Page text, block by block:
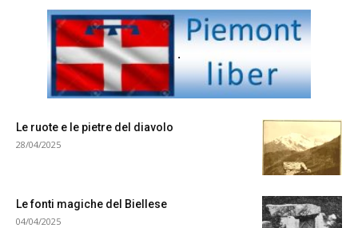
.
Le ruote e le pietre del diavolo
28/04/2025
Le fonti magiche del Biellese
04/04/2025